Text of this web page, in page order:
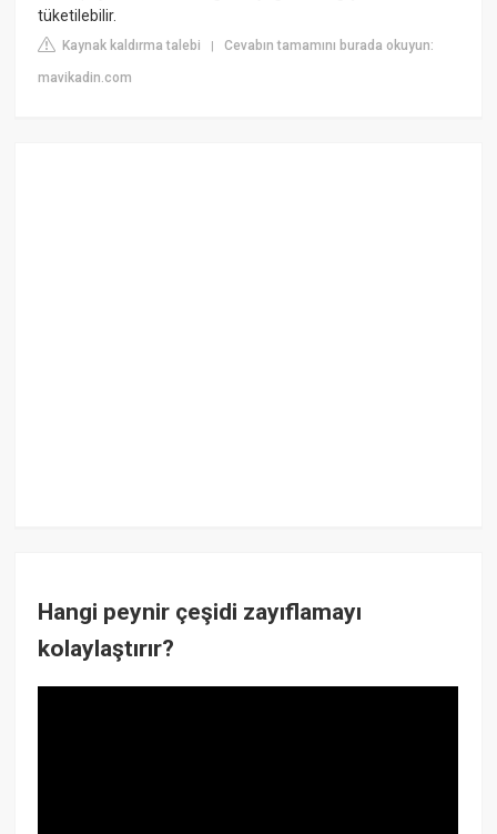
tüketilebilir.
Kaynak kaldırma talebi |Cevabın tamamını burada okuyun:
mavikadin.com
Hangi peynir çeşidi zayıflamayı
kolaylaştırır?